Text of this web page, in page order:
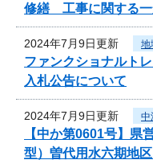
修繕 工事に関する一
2024年7月9日更新 地
ファンクショナルト
入札公告について
2024年7月9日更新 中
【中か第0601号】県
型）曽代用水六期地